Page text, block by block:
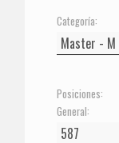
Categoría:
Posiciones:
General: